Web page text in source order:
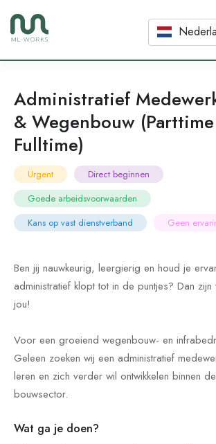
Administratief
& Wegenbouw
Fulltime)
Urgent
Direct beginnen
Goede arbeidsvoorwaarden
Kans op vast dienstverband
Geen
Ben jij nauwkeurig, leergierig en houd je
administratief klopt tot in de puntjes? Dan
jou!
Voor een groeiend wegenbouw- en
Geleen zoeken wij een administratief
leren en zich verder wil ontwikkelen binnen
bouwsector.
Wat ga je doen?